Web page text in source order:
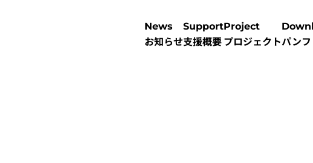
News
お知らせ
Support
支援概要
Project
プロジェクトパン